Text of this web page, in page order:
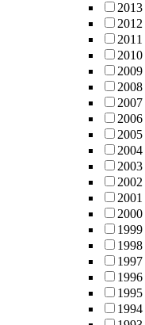
2013
2012
2011
2010
2009
2008
2007
2006
2005
2004
2003
2002
2001
2000
1999
1998
1997
1996
1995
1994